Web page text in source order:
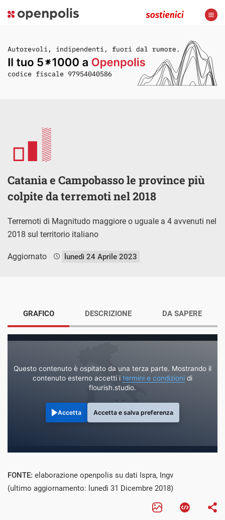
Catania e Campobasso le province più
colpite da terremoti nel 2018
Terremoti di Magnitudo maggiore o uguale a 4 avvenuti nel
2018 sul territorio italiano
Aggiornato lunedì 24 Aprile 2023
GRAFICO
Questo contenuto è ospitato da una terza parte. Mostrando il
contenuto esterno accetti i termini e condizioni di
flourish.studio.
Accetta Accetta e salva preferenza
DESCRIZIONE DA SAPERE
FONTE: elaborazione openpolis su dati Ispra, Ingv
(ultimo aggiornamento: lunedì 31 Dicembre 2018)